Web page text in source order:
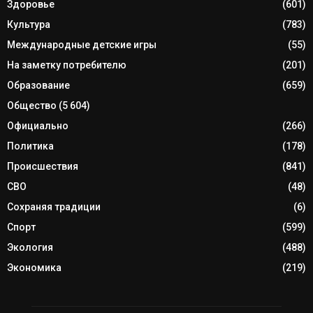
Здоровье
(601)
Культура
(783)
Международные детские игры
(55)
На заметку потребителю
(201)
Образование
(659)
Общество (5 604)
Официально
(266)
Политика
(178)
Происшествия
(841)
СВО
(48)
Сохраняя традиции
(6)
Спорт
(599)
Экология
(488)
Экономика
(219)